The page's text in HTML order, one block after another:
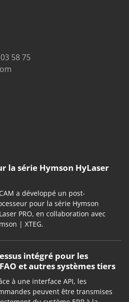
58 75
la série Hymson HyLaser
a développé un post-
pour la série Hymson
PRO, en collaboration avec
| XTEG.
intégré pour les
et autres systèmes tiers
à une interface API, les
peuvent être transmises